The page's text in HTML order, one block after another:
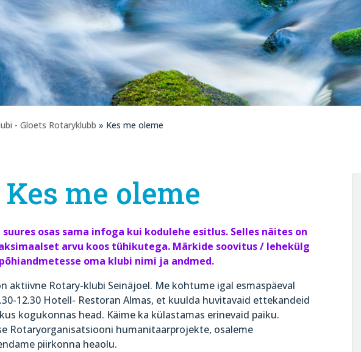
- Gloets Rotaryklubb » Kes me oleme
Kes me oleme
osas sama infoga kui kodulehe esitlus. Selles näites on
arvu koos tühikutega. Märkide soovitus / lehekülg
oma klubi nimi ja andmed.
aktiivne Rotary-klubi Seinäjoel. Me kohtume igal esmaspäeval
12.30 Hotell- Restoran Almas, et kuulda huvitavaid ettekandeid
kogukonnas head. Käime ka külastamas erinevaid paiku.
Rotaryorganisatsiooni humanitaarprojekte, osaleme
piirkonna heaolu.